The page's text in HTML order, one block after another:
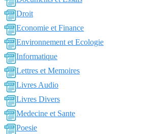
Droit
Economie et Finance
Environnement et Ecologie
Informatique
Lettres et Memoires
Livres Audio
Livres Divers
Medecine et Sante
Poesie